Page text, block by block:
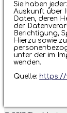
Sie haben
Auskunft über
Daten, deren
der
Berichtigung,
Hierzu sowie
unter der im
wenden.
Quelle: https://